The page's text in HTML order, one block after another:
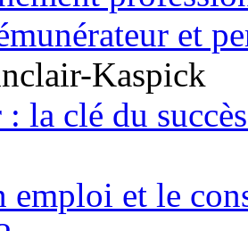
et
Kaspick
: la clé du
emploi et le